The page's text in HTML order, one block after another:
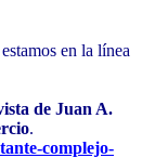
en la línea
de Juan A.
.
complejo-